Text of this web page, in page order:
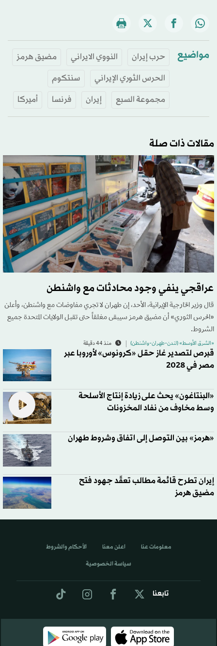
مواضيع حرب إيران النووي الايراني
مضيق هرمز
الحرس الثوري الإيراني
سنتكوم
مجموعة السبع
إيران فرنسا أميركا
مقالات ذات صلة
عراقجي ينفي وجود محادثات مع واشنطن
قال وزير الخارجية الإيرانية، الأحد، إن طهران لا تجري مفاوضات مع واشنطن، وأعلن
«الحرس الثوري» أن مضيق هرمز سيبقى مغلقاً حتى تقبل الولايات المتحدة جميع
الشروط.
«الشرق الأوسط» (لندن-طهران-واشنطن) منذ 44 دقيقة
قبرص لتصدير غاز حقل «كرونوس» لأوروبا عبر
مصر في 2028
«البنتاغون» يحث على زيادة إنتاج الأسلحة
وسط مخاوف من نفاد المخزونات
«هرمز» بين التوصل إلى اتفاق وشروط طهران
إيران تطرح قائمة مطالب تعقّد جهود فتح
مضيق هرمز
تابعنا
معلومات عنا اعلن معنا الأحكام والشروط
سياسة الخصوصية